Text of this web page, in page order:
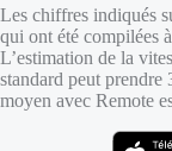
Les chiffres indiqués
qui ont été compilées
L’estimation de la
standard peut prendre
moyen avec Remote